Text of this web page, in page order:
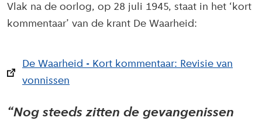
Vlak na de oorlog, op 28 juli 1945, staat in het ‘kort
kommentaar’ van de krant De Waarheid:
De Waarheid - Kort kommentaar: Revisie van
vonnissen
Nog steeds zitten de gevangenissen